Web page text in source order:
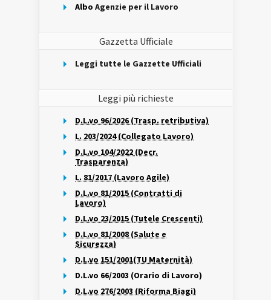
Albo Agenzie per il Lavoro
Gazzetta Ufficiale
Leggi tutte le Gazzette Ufficiali
Leggi più richieste
D.L.vo 96/2026 (Trasp. retributiva)
L. 203/2024 (Collegato Lavoro)
D.L.vo 104/2022 (Decr.
Trasparenza)
L. 81/2017 (Lavoro Agile)
D.L.vo 81/2015 (Contratti di
Lavoro)
D.L.vo 23/2015 (Tutele Crescenti)
D.L.vo 81/2008 (Salute e
Sicurezza)
D.L.vo 151/2001(TU Maternità)
D.L.vo 66/2003 (Orario di Lavoro)
D.L.vo 276/2003 (Riforma Biagi)